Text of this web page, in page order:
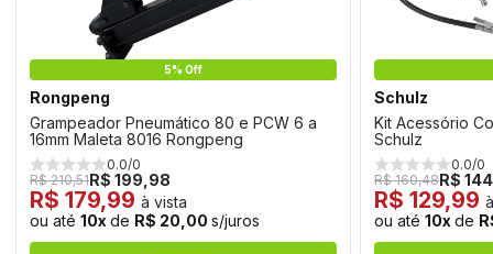
5% Off
Rongpeng
Grampeador Pneumático 80 e PCW 6 a
16mm Maleta 8016 Rongpeng
0.0/0
R$ 210,51R$ 199,98
R$ 179,99 à vista
ou até 10x de R$ 20,00 s/juros
Schulz
Kit Acessório
Schulz
0.0/0
R$ 160,48R$
R$ 129,99
ou até 10x de